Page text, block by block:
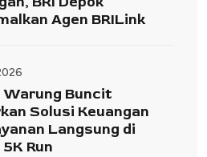
Agen BRILink
Warung Buncit
Solusi Keuangan
Langsung di
Run